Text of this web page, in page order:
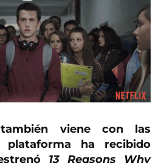
viene con las
ha recibido
13 Reasons Why